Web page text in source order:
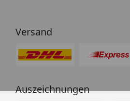
Versand
Auszeichnungen